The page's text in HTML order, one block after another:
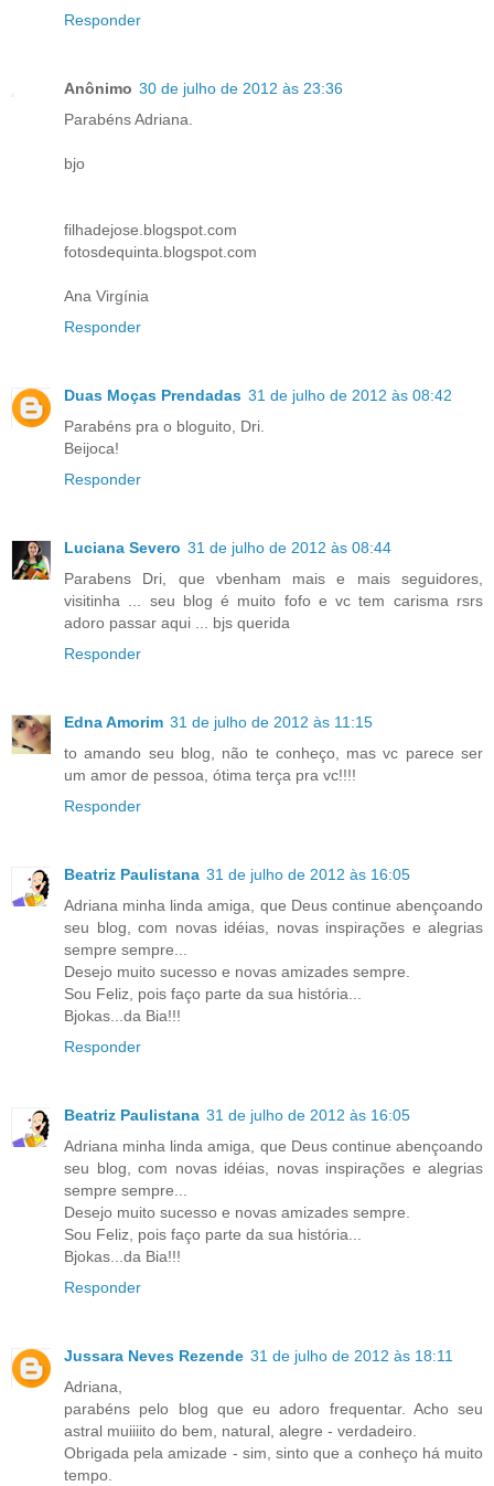
Responder
Anônimo 30 de julho de 2012 às 23:36
Parabéns Adriana.
bjo
filhadejose.blogspot.com
fotosdequinta.blogspot.com
Ana Virgínia
Responder
Duas Moças Prendadas 31 de julho de 2012 às 08:42
Parabéns pra o bloguito, Dri.
Beijoca!
Responder
Luciana Severo 31 de julho de 2012 às 08:44
Parabens Dri, que vbenham mais e mais seguidores,
visitinha ... seu blog é muito fofo e vc tem carisma rsrs
adoro passar aqui ... bjs querida
Responder
Edna Amorim 31 de julho de 2012 às 11:15
to amando seu blog, não te conheço, mas vc parece ser
um amor de pessoa, ótima terça pra vc!!!!
Responder
Beatriz Paulistana 31 de julho de 2012 às 16:05
Adriana minha linda amiga, que Deus continue abençoando
seu blog, com novas idéias, novas inspirações e alegrias
sempre sempre...
Desejo muito sucesso e novas amizades sempre.
Sou Feliz, pois faço parte da sua história...
Bjokas...da Bia!!!
Responder
Beatriz Paulistana 31 de julho de 2012 às 16:05
Adriana minha linda amiga, que Deus continue abençoando
seu blog, com novas idéias, novas inspirações e alegrias
sempre sempre...
Desejo muito sucesso e novas amizades sempre.
Sou Feliz, pois faço parte da sua história...
Bjokas...da Bia!!!
Responder
Jussara Neves Rezende 31 de julho de 2012 às 18:11
Adriana,
parabéns pelo blog que eu adoro frequentar. Acho seu
astral muiiiito do bem, natural, alegre - verdadeiro.
Obrigada pela amizade - sim, sinto que a conheço há muito
tempo.